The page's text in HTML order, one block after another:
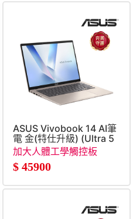
ASUS Vivobook 14 AI筆
電 金(特仕升級) (Ultra 5
SSD&#47;W11)
加大人體工學觸控板
$ 45900